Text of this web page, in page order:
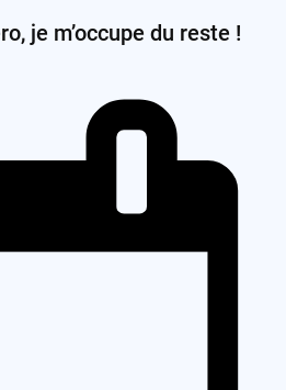
je m’occupe du reste !